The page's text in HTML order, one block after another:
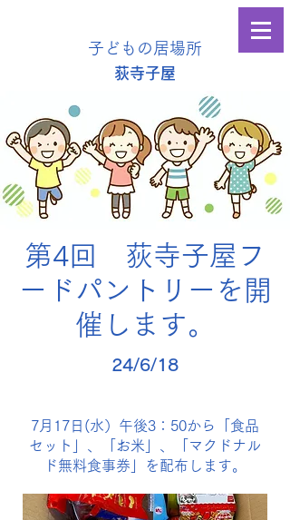
子どもの居場所
​荻寺子屋
第4回 荻寺子屋フ
ードパントリーを開
催します。
24/6/18
7月17日(水）午後3：50から「食品
セット」、「お米」、「マクドナル
ド無料食事券」を配布します。